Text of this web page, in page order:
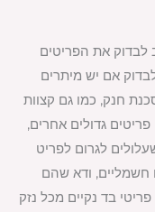
לבדוק את הפריטים
אם יש מיתרים
חנק, כמו גם קצוות
גדולים אחרים,
לגרום לפריט
חשמליים, ודא שהם
בד נקיים מכל נזק